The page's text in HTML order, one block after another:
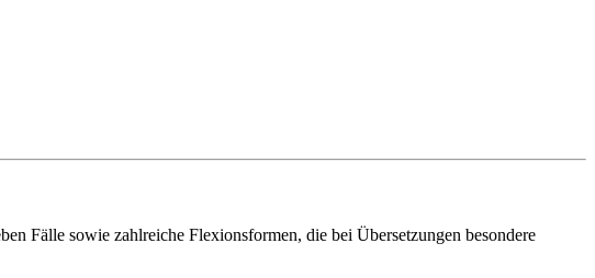
Fälle sowie zahlreiche Flexionsformen, die bei Übersetzungen besondere